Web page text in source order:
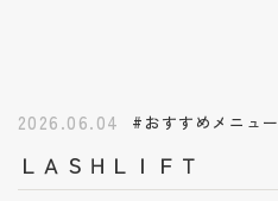
2026.06.04 #おすすめメニュー
ＬＡＳＨＬＩＦＴ